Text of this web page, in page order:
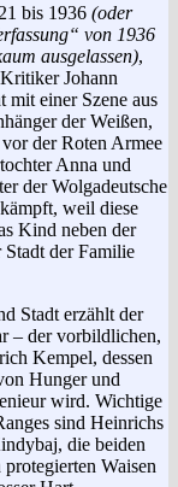
bis 1936 (oder
von 1936
ausgelassen),
Johann
einer Szene aus
der Weißen,
der Roten Armee
Anna und
der Wolgadeutsche
weil diese
Kind neben der
Stadt der Familie
Stadt erzählt der
– der vorbildlichen,
Kempel, dessen
Hunger und
wird. Wichtige
sind Heinrichs
die beiden
Waisen